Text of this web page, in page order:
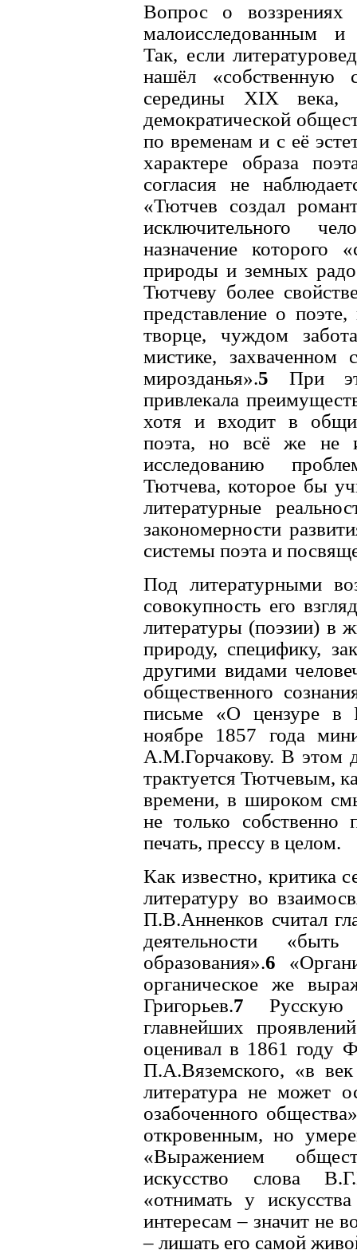
Вопрос о воззрениях
малоисследованным и
Так, если
нашёл «собственную
середины XIX
демократической
по временам и с её
характере образа
согласия не
«Тютчев создал
исключительного
назначение которого
природы и земных
Тютчеву более
представление о
творце, чуждом
мистике, захваченном
мирозданья».5 При
привлекала
хотя и входит в
поэта, но всё же не
исследованию
Тютчева, которое бы
литературные
закономерности
системы поэта и
Под литературными
совокупность его
литературы (поэзии) в
природу, специфику,
другими видами
общественного
письме «О цензуре в
ноябре 1857 года
А.М.Горчакову. В этом
трактуется Тютчевым,
времени, в широком
не только
печать, прессу в целом.
Как известно, критика
литературу во
П.В.Анненков считал
деятельности
образования».6
органическое же
Григорьев.7
главнейших
оценивал в 1861 году
П.А.Вяземского, «в
литература не может
озабоченного
откровенным, но
«Выражением
искусство слова
«отнимать у
интересам – значит не
– лишать его самой